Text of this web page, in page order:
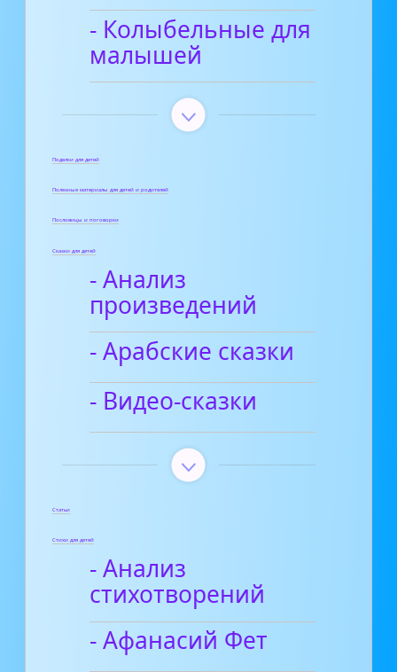
- Колыбельные для
малышей
Поделки для детей
Полезные материалы для детей и родителей
Пословицы и поговорки
Сказки для детей
- Анализ
произведений
- Арабские сказки
- Видео-сказки
Статьи
Стихи для детей
- Анализ
стихотворений
- Афанасий Фет